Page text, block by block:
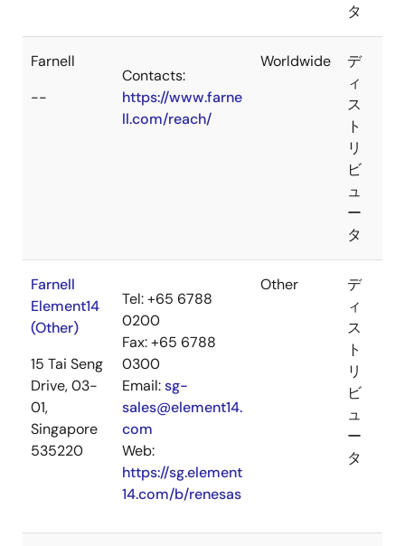
タ
Farnell
--
Contacts:
https://www.farne
ll.com/reach/
Worldwide
デ
ィ
ス
ト
リ
ビ
ュ
ー
タ
Farnell
Element14
(Other)
15 Tai Seng
Drive, 03-
01,
Singapore
535220
Tel: +65 6788
0200
Fax: +65 6788
0300
Email:sg-
sales@element14.
com
Web:
https://sg.element
14.com/b/renesas
Other
デ
ィ
ス
ト
リ
ビ
ュ
ー
タ